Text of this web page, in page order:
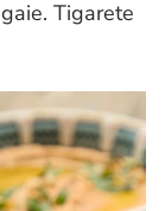
Tigarete